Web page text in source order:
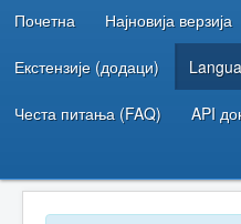
РЕСУРСИ ЗА РАЗВОЈ
Почетна Најновија верзија
Екстензије (додаци)
Честа питања (FAQ) API